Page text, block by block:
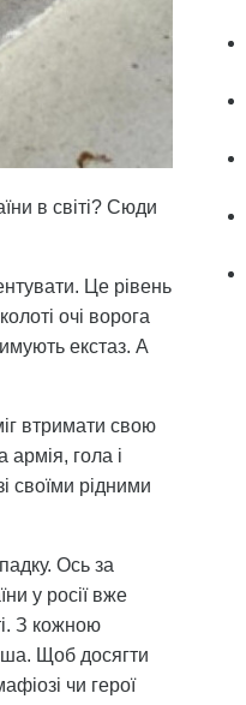
в світі? Сюди
Це рівень
очі ворога
екстаз. А
втримати свою
армія, гола і
своїми рідними
Ось за
у росії вже
З кожною
Щоб досягти
чи герої